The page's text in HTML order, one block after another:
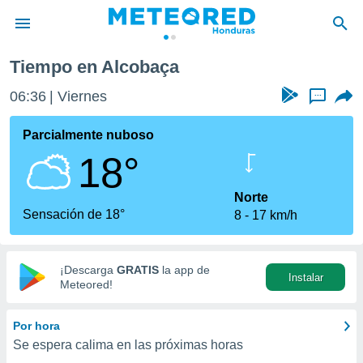
de
ha sido
que se
calidad.
a este
las
y
digital
basada
Tiempo en Alcobaça
06:36 Viernes ...
Parcialmente nuboso
18°
Sensación de 18°
Norte
8
17 km/h
¡Descarga GRATIS la app de
Meteored!
Instalar
Por hora
Se espera calima en las próximas horas